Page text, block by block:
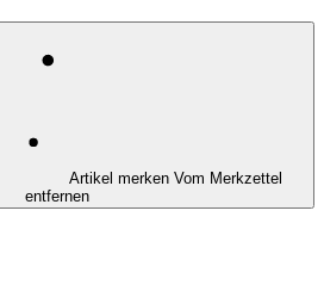
Artikel merken Vom Merkzettel
entfernen